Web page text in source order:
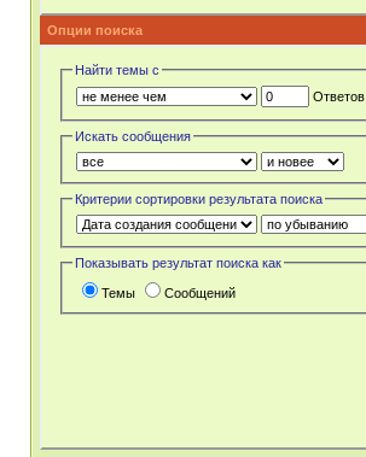
Опции поиска
Найти темы с
Ответов
Искать сообщения
Критерии сортировки результата поиска
Показывать результат поиска как
Темы Сообщений